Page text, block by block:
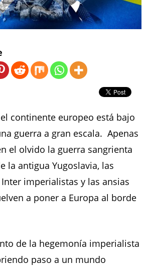
continente europeo está bajo
guerra a gran escala. Apenas
el olvido la guerra sangrienta
la antigua Yugoslavia, las
imperialistas y las ansias
a poner a Europa al borde
de la hegemonía imperialista
paso a un mundo